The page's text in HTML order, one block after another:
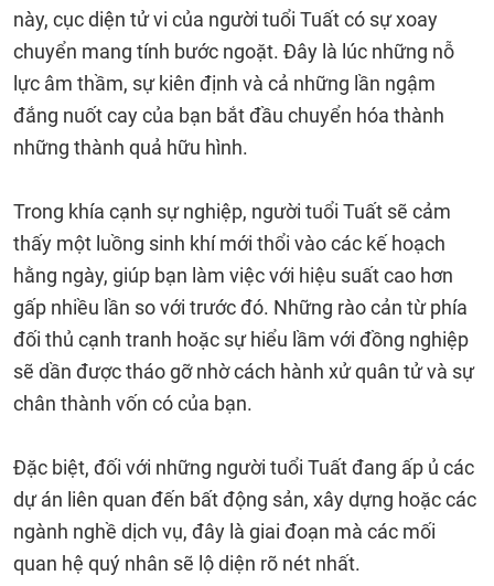
này, cục diện tử vi của người tuổi Tuất có sự xoay
chuyển mang tính bước ngoặt. Đây là lúc những nỗ
lực âm thầm, sự kiên định và cả những lần ngậm
đắng nuốt cay của bạn bắt đầu chuyển hóa thành
những thành quả hữu hình.
Trong khía cạnh sự nghiệp, người tuổi Tuất sẽ cảm
thấy một luồng sinh khí mới thổi vào các kế hoạch
hằng ngày, giúp bạn làm việc với hiệu suất cao hơn
gấp nhiều lần so với trước đó. Những rào cản từ phía
đối thủ cạnh tranh hoặc sự hiểu lầm với đồng nghiệp
sẽ dần được tháo gỡ nhờ cách hành xử quân tử và sự
chân thành vốn có của bạn.
Đặc biệt, đối với những người tuổi Tuất đang ấp ủ các
dự án liên quan đến bất động sản, xây dựng hoặc các
ngành nghề dịch vụ, đây là giai đoạn mà các mối
quan hệ quý nhân sẽ lộ diện rõ nét nhất.